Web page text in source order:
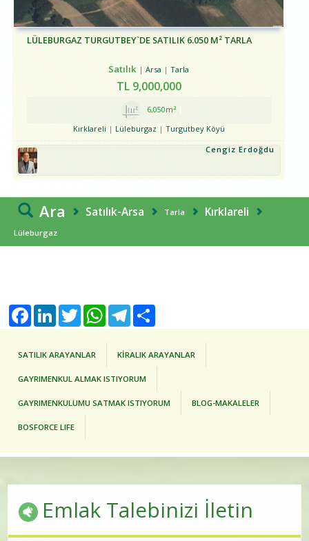
LÜLEBURGAZ TURGUTBEY`DE SATILIK 6.050 M² TARLA
Satılık Arsa Tarla
TL9,000,000
6,050m²
Kırklareli Lüleburgaz
Turgutbey Köyü
Cengiz Erdoğdu
Ara Satılık-Arsa Tarla Kırklareli
Lüleburgaz
SATILIK ARAYANLAR KİRALIK ARAYANLAR
GAYRIMENKUL ALMAK ISTIYORUM
GAYRIMENKULUMU SATMAK ISTIYORUM BLOG-MAKALELER
BOSFORCE LIFE
Emlak Talebinizi İletin
FacebookLinkedInTwitter WhatsAppTelegram